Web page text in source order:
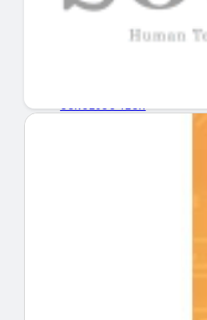
GUÍA DE COMPRA